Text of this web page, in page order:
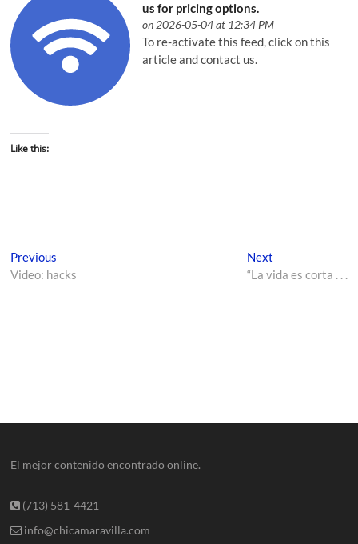
us for pricing options.
on 2026-05-04 at 12:34 PM
To re-activate this feed, click on this
article and contact us.
Like this:
Previous
Video: hacks
Next
“La vida es corta . . .
El mejor contenido encontrado online.
(713) 581-4421
info@chicamaravilla.com